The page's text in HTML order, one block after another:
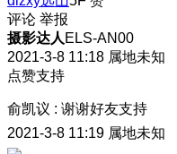
评论 举报
摄影达人 ELS-AN00
2021-3-8 11:18 属地未知
点赞支持
俞凯议 : 谢谢好友支持
2021-3-8 11:19 属地未知